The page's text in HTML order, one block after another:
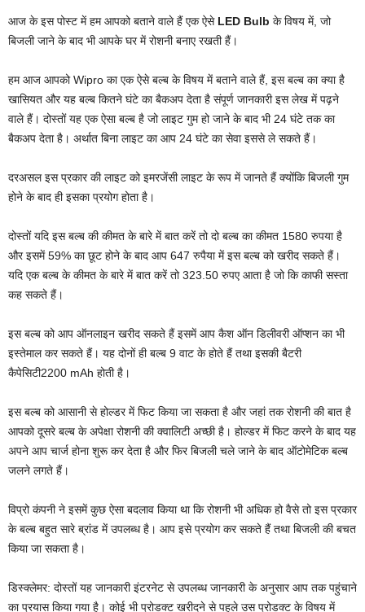
आज के इस पोस्ट में हम आपको बताने वाले हैं एक ऐसे LED Bulb के विषय में, जो
बिजली जाने के बाद भी आपके घर में रोशनी बनाए रखती हैं।
हम आज आपको Wipro का एक ऐसे बल्ब के विषय में बताने वाले हैं, इस बल्ब का क्या है
खासियत और यह बल्ब कितने घंटे का बैकअप देता है संपूर्ण जानकारी इस लेख में पढ़ने
वाले हैं। दोस्तों यह एक ऐसा बल्ब है जो लाइट गुम हो जाने के बाद भी 24 घंटे तक का
बैकअप देता है। अर्थात बिना लाइट का आप 24 घंटे का सेवा इससे ले सकते हैं।
दरअसल इस प्रकार की लाइट को इमरजेंसी लाइट के रूप में जानते हैं क्योंकि बिजली गुम
होने के बाद ही इसका प्रयोग होता है।
दोस्तों यदि इस बल्ब की कीमत के बारे में बात करें तो दो बल्ब का कीमत 1580 रुपया है
और इसमें 59% का छूट होने के बाद आप 647 रुपैया में इस बल्ब को खरीद सकते हैं।
यदि एक बल्ब के कीमत के बारे में बात करें तो 323.50 रुपए आता है जो कि काफी सस्ता
कह सकते हैं।
इस बल्ब को आप ऑनलाइन खरीद सकते हैं इसमें आप कैश ऑन डिलीवरी ऑप्शन का भी
इस्तेमाल कर सकते हैं। यह दोनों ही बल्ब 9 वाट के होते हैं तथा इसकी बैटरी
कैपेसिटी2200 mAh होती है।
इस बल्ब को आसानी से होल्डर में फिट किया जा सकता है और जहां तक रोशनी की बात है
आपको दूसरे बल्ब के अपेक्षा रोशनी की क्वालिटी अच्छी है। होल्डर में फिट करने के बाद यह
अपने आप चार्ज होना शुरू कर देता है और फिर बिजली चले जाने के बाद ऑटोमेटिक बल्ब
जलने लगते हैं।
विप्रो कंपनी ने इसमें कुछ ऐसा बदलाव किया था कि रोशनी भी अधिक हो वैसे तो इस प्रकार
के बल्ब बहुत सारे ब्रांड में उपलब्ध है। आप इसे प्रयोग कर सकते हैं तथा बिजली की बचत
किया जा सकता है।
डिस्क्लेमर: दोस्तों यह जानकारी इंटरनेट से उपलब्ध जानकारी के अनुसार आप तक पहुंचाने
का प्रयास किया गया है। कोई भी प्रोडक्ट खरीदने से पहले उस प्रोडक्ट के विषय में